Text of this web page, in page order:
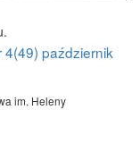
4(49) październik
im. Heleny